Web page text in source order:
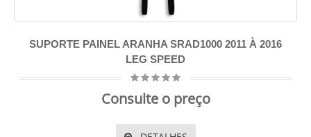
SUPORTE PAINEL ARANHA SRAD1000 2011 À 2016
LEG SPEED
Consulte o preço